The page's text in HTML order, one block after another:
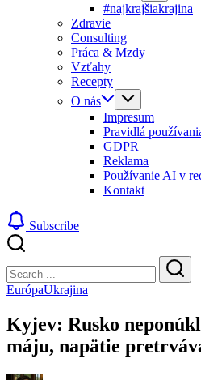
#najkrajšiakrajina
Zdravie
Consulting
Práca & Mzdy
Vzťahy
Recepty
O nás
Impresum
Pravidlá
GDPR
Reklama
Používanie AI v
Kontakt
Subscribe
Search
Search
EurópaUkrajina
Kyjev: Rusko
máju, napätie